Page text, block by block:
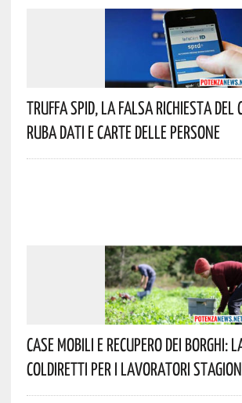
Truffa Spid, La Falsa Richiesta Del
Ruba Dati E Carte Delle Persone
Case Mobili E Recupero Dei Borghi:
Coldiretti Per I Lavoratori